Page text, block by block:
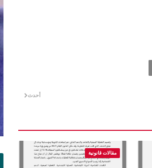
أحدث
مقالات قانونية